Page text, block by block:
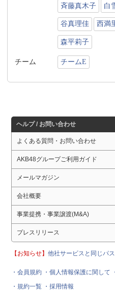
斉藤真木子 白
谷真理佳 西満
森平莉子
チーム チームE
ヘルプ / お問い合わせ
よくある質問・お問い合わせ
AKB48グループご利用ガイド
メールマガジン
会社概要
事業提携・事業譲渡(M&A)
プレスリリース
【お知らせ】他社サービスと同じパ
・会員規約 ・個人情報保護に関して
・規約一覧 ・採用情報